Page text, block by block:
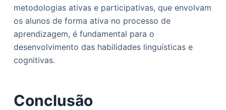
metodologias ativas e participativas, que envolvam
os alunos de forma ativa no processo de
aprendizagem, é fundamental para o
desenvolvimento das habilidades linguísticas e
cognitivas.
Conclusão